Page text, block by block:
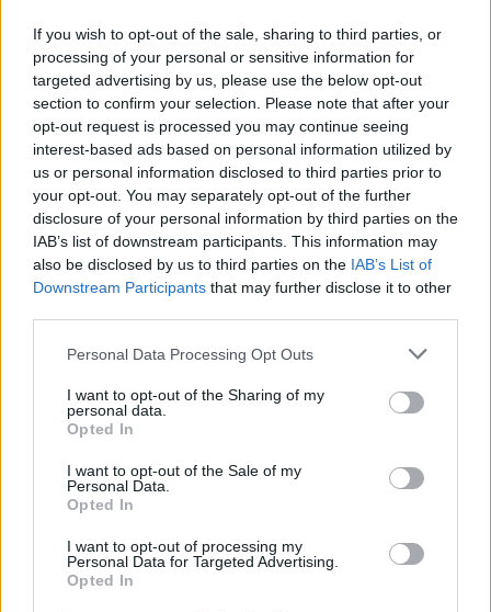
If you wish to opt-out of the sale, sharing to third parties, or
processing of your personal or sensitive information for
targeted advertising by us, please use the below opt-out
section to confirm your selection. Please note that after your
opt-out request is processed you may continue seeing
interest-based ads based on personal information utilized by
us or personal information disclosed to third parties prior to
your opt-out. You may separately opt-out of the further
disclosure of your personal information by third parties on the
IAB’s list of downstream participants. This information may
also be disclosed by us to third parties on the IAB’s List of
Downstream Participants that may further disclose it to other
Please note that this website/app uses one or more Google
not limited to your visit or usage behaviour. You may click to
grant or deny consent to Google and its third-party tags to
use your data for below specified purposes in below Google
consent section.
Personal Data Processing Opt Outs
I want to opt-out of the Sharing of my
personal data.
Opted In
I want to opt-out of the Sale of my
Personal Data.
Opted In
I want to opt-out of processing my
Personal Data for Targeted Advertising.
Opted In
Έχετε δει καιτη συνταγή της για γιουβετσάκι;
Δείτε επίσης στο Υouweekly.gr:
Το μυστικό της κανέλας για την υγεία που δεν γνώριζε
κανείς! Γιατί το κρύβουν;
Αρχάριες νοικοκυρές προσοχή! Αν βάλετε κανέλα στην
ηλεκτρική σας σκούπα θα πάθετε πλάκα!
Το διαβάσαμε εδώ
Εύκολες ιδέες για αρχάριους: εκλεκτικό στιλ με γήινες
αποχρώσεις στη διακόσμηση